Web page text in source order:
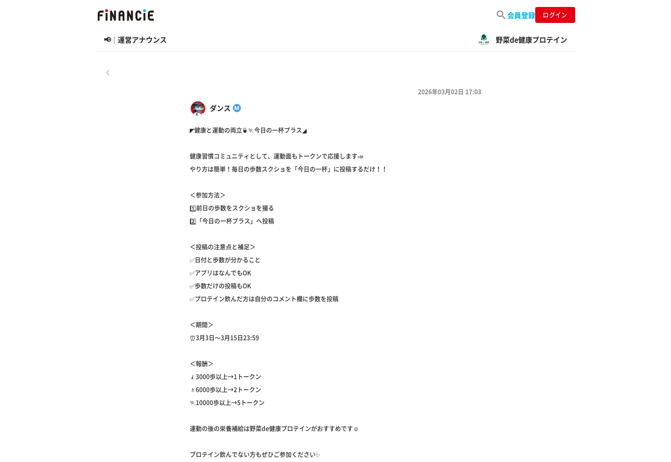
会員登録 ログイン
📢｜運営アナウンス 野菜de健康プロテイン
ダンス
2026年03月02日 17:03
◤健康と運動の両立🍵🏃今日の一杯プラス◢
健康習慣コミュニティとして、運動面もトークンで応援します📣
やり方は簡単！毎日の歩数スクショを「今日の一杯」に投稿するだけ！！
＜参加方法＞
1️⃣前日の歩数をスクショを撮る
2️⃣「今日の一杯プラス」へ投稿
＜投稿の注意点と補足＞
✅日付と歩数が分かること
✅アプリはなんでもOK
✅歩数だけの投稿もOK
✅プロテイン飲んだ方は自分のコメント欄に歩数を投稿
＜期間＞
⏰3月3日〜3月15日23:59
＜報酬＞
🧎3000歩以上→1トークン
🚶6000歩以上→2トークン
🏃10000歩以上→5トークン
運動の後の栄養補給は野菜de健康プロテインがおすすめです☺️
プロテイン飲んでない方もぜひご参加ください✨